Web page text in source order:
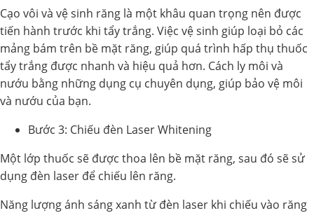
Cạo vôi và vệ sinh răng là một khâu quan trọng nên được
tiến hành trước khi tẩy trắng. Việc vệ sinh giúp loại bỏ các
mảng bám trên bề mặt răng, giúp quá trình hấp thụ thuốc
tẩy trắng được nhanh và hiệu quả hơn. Cách ly môi và
nướu bằng những dụng cụ chuyên dụng, giúp bảo vệ môi
và nướu của bạn.
Bước 3: Chiếu đèn Laser Whitening
Một lớp thuốc sẽ được thoa lên bề mặt răng, sau đó sẽ sử
dụng đèn laser để chiếu lên răng.
Năng lượng ánh sáng xanh từ đèn laser khi chiếu vào răng